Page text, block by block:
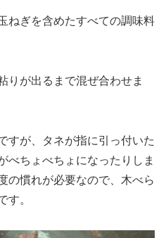
ねぎを含めたすべての調味料
りが出るまで混ぜ合わせま
すが、タネが指に引っ付いた
べちょべちょになったりしま
の慣れが必要なので、木べら
す。